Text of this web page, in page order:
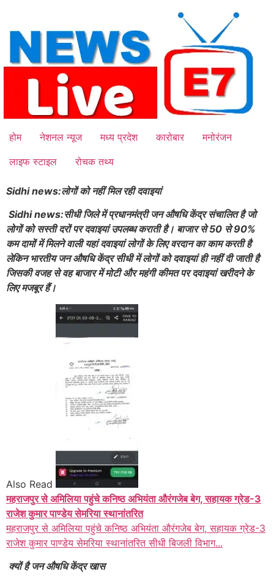
content
होम नेशनल न्यूज मध्य प्रदेश कारोबार
मनोरंजन
लाइफ स्टाइल
रोचक तथ्य
Sidhi news:लोगों को नहीं मिल रही दवाइयां
Sidhi news:सीधी जिले में प्रधानमंत्री जन औषधि केंद्र संचालित है जो
लोगों को सस्ती दरों पर दवाइयां उपलब्ध कराती है। बाजार से 50 से 90%
कम दामों में मिलने वाली यहां दवाइयां लोगों के लिए वरदान का काम करती है
लेकिन भारतीय जन औषधि केंद्र सीधी में लोगों को दवाइयां ही नहीं दी जाती है
जिसकी वजह से वह बाजार में मोटी और महंगी कीमत पर दवाइयां खरीदने के
लिए मजबूर हैं।
Also Read
महराजपुर से अमिलिया पहुंचे कनिष्ठ अभियंता औरंगजेब बेग, सहायक ग्रेड-3
राजेश कुमार पाण्डेय सेमरिया स्थानांतरित
महराजपुर से अमिलिया पहुंचे कनिष्ठ अभियंता औरंगजेब बेग, सहायक ग्रेड-3
राजेश कुमार पाण्डेय सेमरिया स्थानांतरित सीधी बिजली विभाग...
क्यों है जन औषधि केंद्र खास